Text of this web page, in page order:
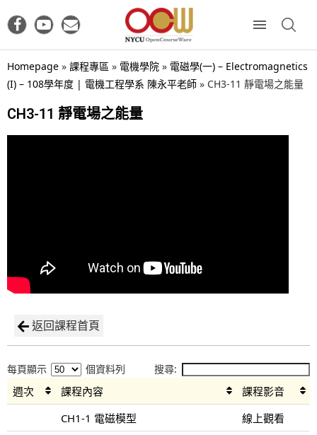
Homepage » 課程專區 » 電機學院 » 電磁學(一) – Electromagnetics
(I) – 108學年度 | 電機工程學系 陳永平老師 » CH3-11 靜電場之能量
CH3-11 靜電場之能量
返回課程首頁
每頁顯示 個資料列 搜尋:
週次 課程內容
課程影音
CH1-1 電磁模型
線上觀看